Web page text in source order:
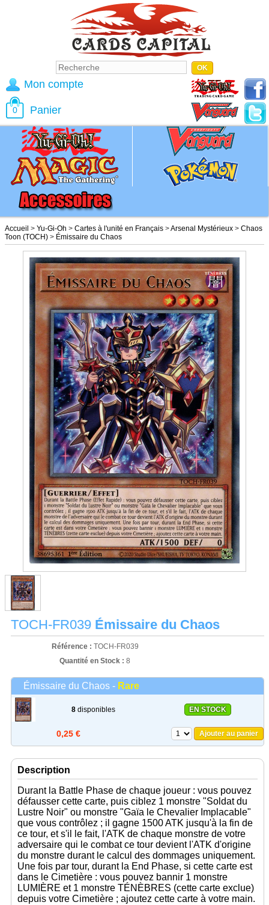
Accueil > Yu-Gi-Oh > Cartes à l'unité en Français >Arsenal Mystérieux > Chaos
Toon (TOCH) > Émissaire du Chaos
TOCH-FR039 Émissaire du Chaos
Référence : TOCH-FR039
Quantité en Stock : 8
Émissaire du Chaos - Rare
8 disponibles EN STOCK
0,25 € Ajouter au panier
Description
Durant la Battle Phase de chaque joueur : vous pouvez
défausser cette carte, puis ciblez 1 monstre "Soldat du
Lustre Noir" ou monstre "Gaïa le Chevalier Implacable"
que vous contrôlez ; il gagne 1500 ATK jusqu'à la fin de
ce tour, et s'il le fait, l'ATK de chaque monstre de votre
adversaire qui le combat ce tour devient l'ATK d'origine
du monstre durant le calcul des dommages uniquement.
Une fois par tour, durant la End Phase, si cette carte est
dans le Cimetière : vous pouvez bannir 1 monstre
LUMIÈRE et 1 monstre TÉNÈBRES (cette carte exclue)
depuis votre Cimetière ; ajoutez cette carte à votre main.
Mon compte
0 Panier